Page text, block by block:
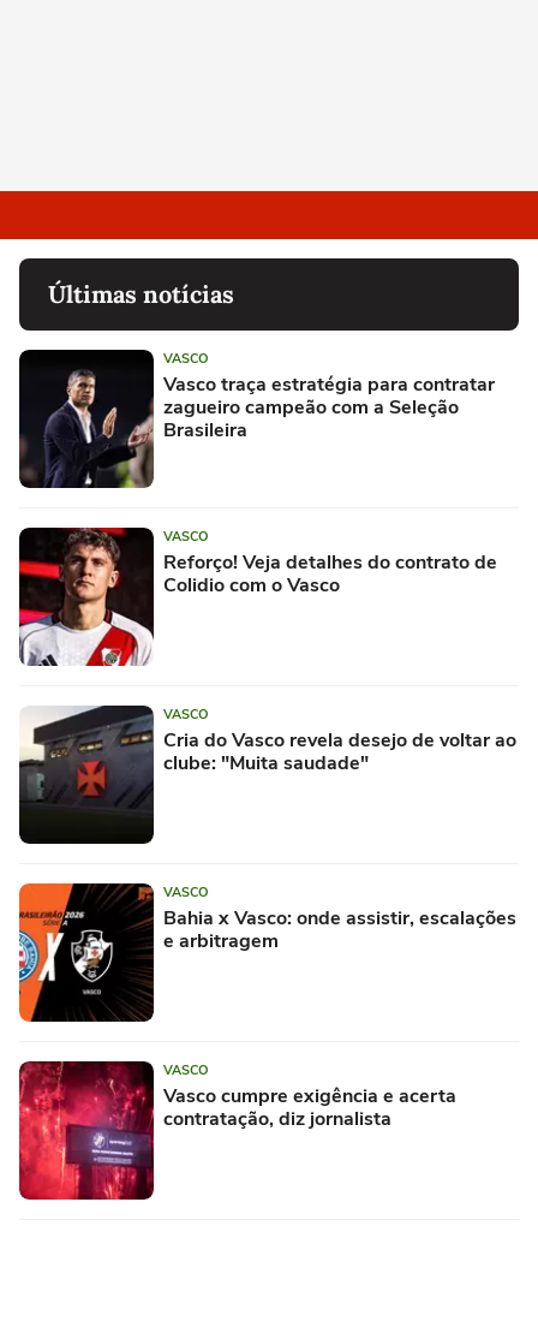
Últimas notícias
VASCO
Vasco traça estratégia para contratar
zagueiro campeão com a Seleção
Brasileira
VASCO
Reforço! Veja detalhes do contrato de
Colidio com o Vasco
VASCO
Cria do Vasco revela desejo de voltar ao
clube: "Muita saudade"
VASCO
Bahia x Vasco: onde assistir, escalações
e arbitragem
VASCO
Vasco cumpre exigência e acerta
contratação, diz jornalista